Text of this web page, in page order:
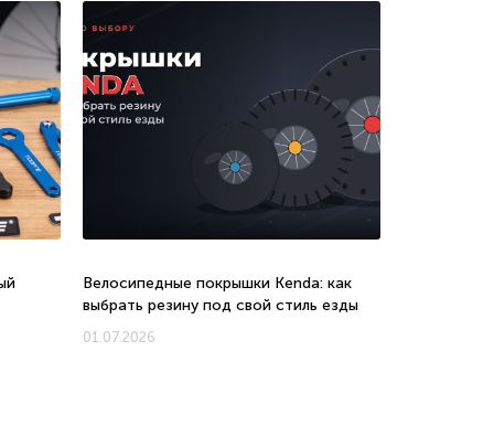
Велосипедные покрышки Kenda: как
выбрать резину под свой стиль езды
01.07.2026